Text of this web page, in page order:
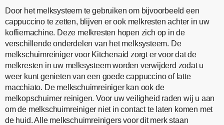
Door het melksysteem te gebruiken om bijvoorbeeld een
cappuccino te zetten, blijven er ook melkresten achter in uw
koffiemachine. Deze melkresten hopen zich op in de
verschillende onderdelen van het melksysteem. De
melkschuimreiniger voor Kitchenaid zorgt er voor dat de
melkresten in uw melksysteem worden verwijderd zodat u
weer kunt genieten van een goede cappuccino of latte
macchiato. De melkschuimreiniger kan ook de
melkopschuimer reinigen. Voor uw veiligheid raden wij u aan
om de melkschuimreiniger niet in contact te laten komen met
de huid. Alle melkschuimreinigers voor dit merk staan